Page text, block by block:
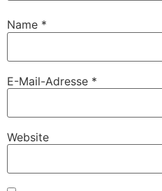
Name *
E-Mail-Adresse *
Website